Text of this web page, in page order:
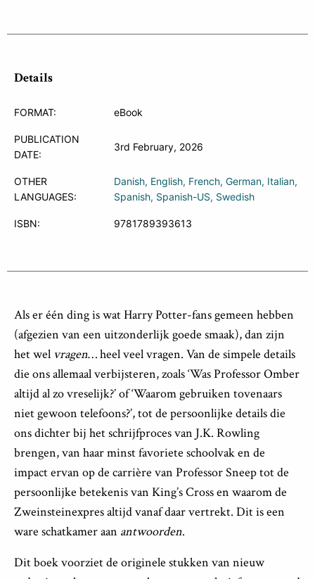
Details
FORMAT: eBook
PUBLICATION
DATE:
3rd February, 2026
OTHER
LANGUAGES:
Danish English French German Italian
Spanish Spanish-US Swedish
ISBN: 9781789393613
Als er één ding is wat Harry Potter-fans gemeen hebben
(afgezien van een uitzonderlijk goede smaak), dan zijn
het wel vragen… heel veel vragen. Van de simpele details
die ons allemaal verbijsteren, zoals ‘Was Professor Omber
altijd al zo vreselijk?’ of ‘Waarom gebruiken tovenaars
niet gewoon telefoons?’, tot de persoonlijke details die
ons dichter bij het schrijfproces van J.K. Rowling
brengen, van haar minst favoriete schoolvak en de
impact ervan op de carrière van Professor Sneep tot de
persoonlijke betekenis van King’s Cross en waarom de
Zweinsteinexpres altijd vanaf daar vertrekt. Dit is een
ware schatkamer aan antwoorden.
Dit boek voorziet de originele stukken van nieuw